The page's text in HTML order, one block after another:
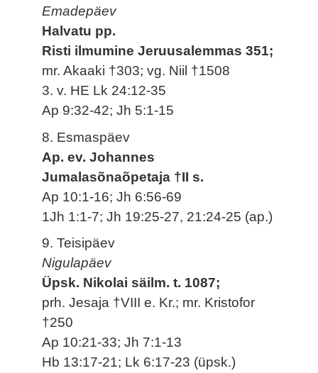
Emadepäev
Halvatu pp.
Risti ilmumine Jeruusalemmas 351;
mr. Akaaki †303; vg. Niil †1508
3. v. HE Lk 24:12-35
Ap 9:32-42; Jh 5:1-15
8. Esmaspäev
Ap. ev. Johannes
Jumalasõnaõpetaja †II s.
Ap 10:1-16; Jh 6:56-69
1Jh 1:1-7; Jh 19:25-27, 21:24-25 (ap.)
9. Teisipäev
Nigulapäev
Üpsk. Nikolai säilm. t. 1087;
prh. Jesaja †VIII e. Kr.; mr. Kristofor
†250
Ap 10:21-33; Jh 7:1-13
Hb 13:17-21; Lk 6:17-23 (üpsk.)